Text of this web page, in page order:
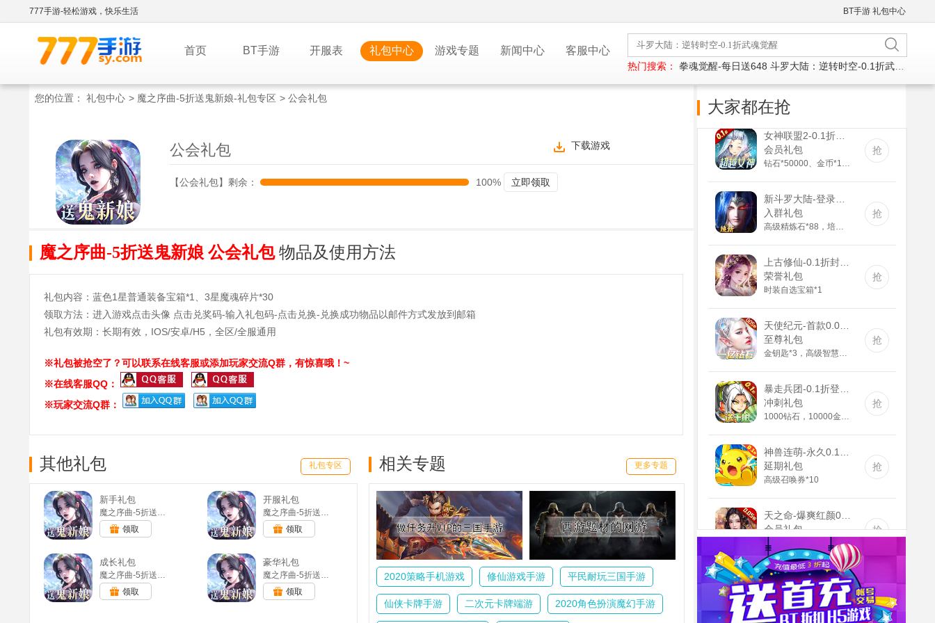
777手游-轻松游戏，快乐生活 BT手游 礼包中心
首页 BT手游 开服表 礼包中心 游戏专题 新闻中心 客服中心
热门搜索： 拳魂觉醒-每日送648 斗罗大陆：逆转时空-0.1折武魂觉醒
您的位置： 礼包中心 > 魔之序曲-5折送鬼新娘-礼包专区 > 公会礼包
公会礼包 下载游戏
【公会礼包】剩余： 100% 立即领取
魔之序曲-5折送鬼新娘 公会礼包物品及使用方法
礼包内容：蓝色1星普通装备宝箱*1、3星魔魂碎片*30
领取方法：进入游戏点击头像 点击兑奖码-输入礼包码-点击兑换-兑换成功物品以邮件方式发放到邮箱
礼包有效期：长期有效，IOS/安卓/H5，全区/全服通用
※礼包被抢空了？可以联系在线客服或添加玩家交流Q群，有惊喜哦！~
※在线客服QQ：
※玩家交流Q群：
其他礼包 礼包专区
新手礼包
魔之序曲-5折送鬼新娘(满v)
领取
开服礼包
魔之序曲-5折送鬼新娘(满v)
领取
成长礼包
魔之序曲-5折送鬼新娘(满v)
领取
豪华礼包
魔之序曲-5折送鬼新娘(满v)
领取
相关专题 更多专题
2020策略手机游戏 修仙游戏手游 平民耐玩三国手游
仙侠卡牌手游 二次元卡牌端游 2020角色扮演魔幻手游
大家都在抢
女神联盟2-0.1折真女神(满v)
会员礼包
抢
入群礼包
抢
荣誉礼包
时装自选宝箱*1
抢
至尊礼包
抢
冲刺礼包
抢
延期礼包
高级召唤券*10
抢
会员礼包
仙玉*50000、随机属性丹*30、随机丹药*30、神装碎片*500
抢